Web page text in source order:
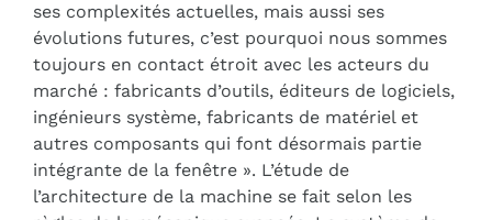
ses complexités actuelles, mais aussi ses
évolutions futures, c’est pourquoi nous sommes
toujours en contact étroit avec les acteurs du
marché : fabricants d’outils, éditeurs de logiciels,
ingénieurs système, fabricants de matériel et
autres composants qui font désormais partie
intégrante de la fenêtre ». L’étude de
l’architecture de la machine se fait selon les